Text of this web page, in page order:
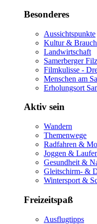
Besonderes
Aussichtspunkte
Kultur &
Landwirtschaft
Samerberger
Filmkulisse -
Menschen am
Erholungsort
Aktiv sein
Wandern
Themenwege
Radfahren &
Joggen &
Gesundheit &
Gleitschirm- &
Wintersport &
Freizeitspaß
Ausflugtipps